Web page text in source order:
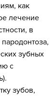
как
лечение
в
зубных
с
зубов,